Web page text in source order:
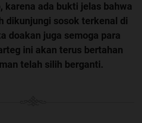
karena ada bukti jelas bahwa
dikunjungi sosok terkenal di
doakan juga semoga para
ini akan terus bertahan
telah silih berganti.